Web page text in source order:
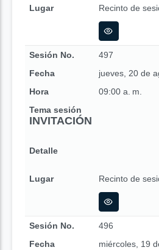
Lugar
Recinto de
Sesión No.
497
Fecha
jueves, 20 de
Hora
09:00 a. m.
Tema sesión
INVITACIÓN
Detalle
Lugar Recinto de
Sesión No.
496
Fecha
miércoles, 19